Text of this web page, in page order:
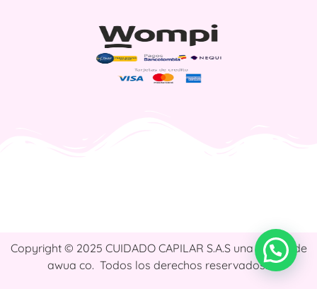
Copyright © 2025 CUIDADO CAPILAR S.A.S una marca de
awua co. Todos los derechos reservados.